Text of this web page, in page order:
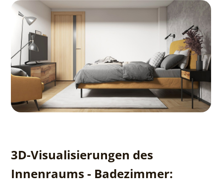
3D-Visualisierungen des
Innenraums - Badezimmer: